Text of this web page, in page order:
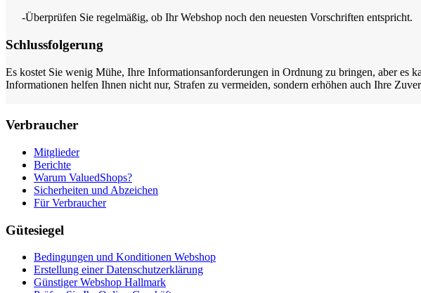
-Überprüfen Sie regelmäßig, ob Ihr Webshop noch den neuesten Vorschriften entspricht.
Schlussfolgerung
Es kostet Sie wenig Mühe, Ihre Informationsanforderungen in Ordnung zu bringen, aber
Informationen helfen Ihnen nicht nur, Strafen zu vermeiden, sondern erhöhen auch Ihre
Verbraucher
Mitglieder
Berichte
Warum ValuedShops?
Sicherheiten und Abzeichen
Für Verbraucher
Gütesiegel
Bedingungen und Konditionen Webshop
Erstellung einer Datenschutzerklärung
Günstiger Webshop Hallmark